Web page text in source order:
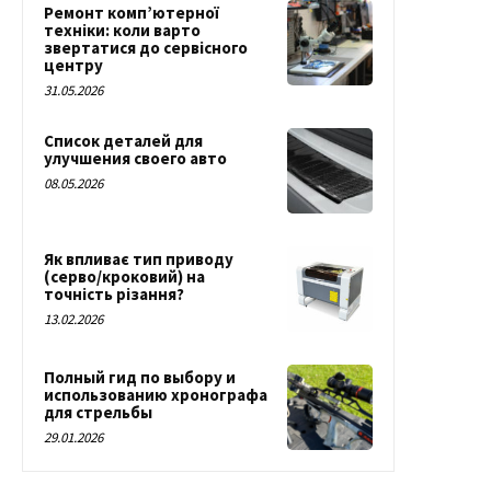
Ремонт комп’ютерної
техніки: коли варто
звертатися до сервісного
центру
31.05.2026
Список деталей для
улучшения своего авто
08.05.2026
Як впливає тип приводу
(серво/кроковий) на
точність різання?
13.02.2026
Полный гид по выбору и
использованию хронографа
для стрельбы
29.01.2026